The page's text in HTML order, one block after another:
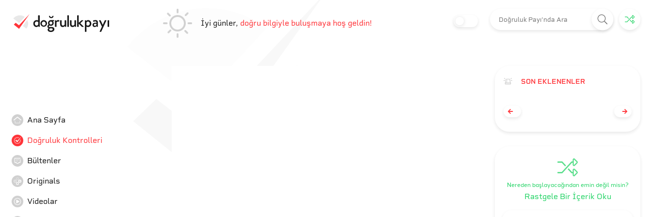
İyi günler, doğru bilgiyle buluşmaya hoş geldin!
Ana Sayfa
Doğruluk Kontrolleri
Bültenler
Originals
Videolar
SON EKLENENLER
Nereden başlayacağından emin değil misin?
Rastgele Bir İçerik Oku